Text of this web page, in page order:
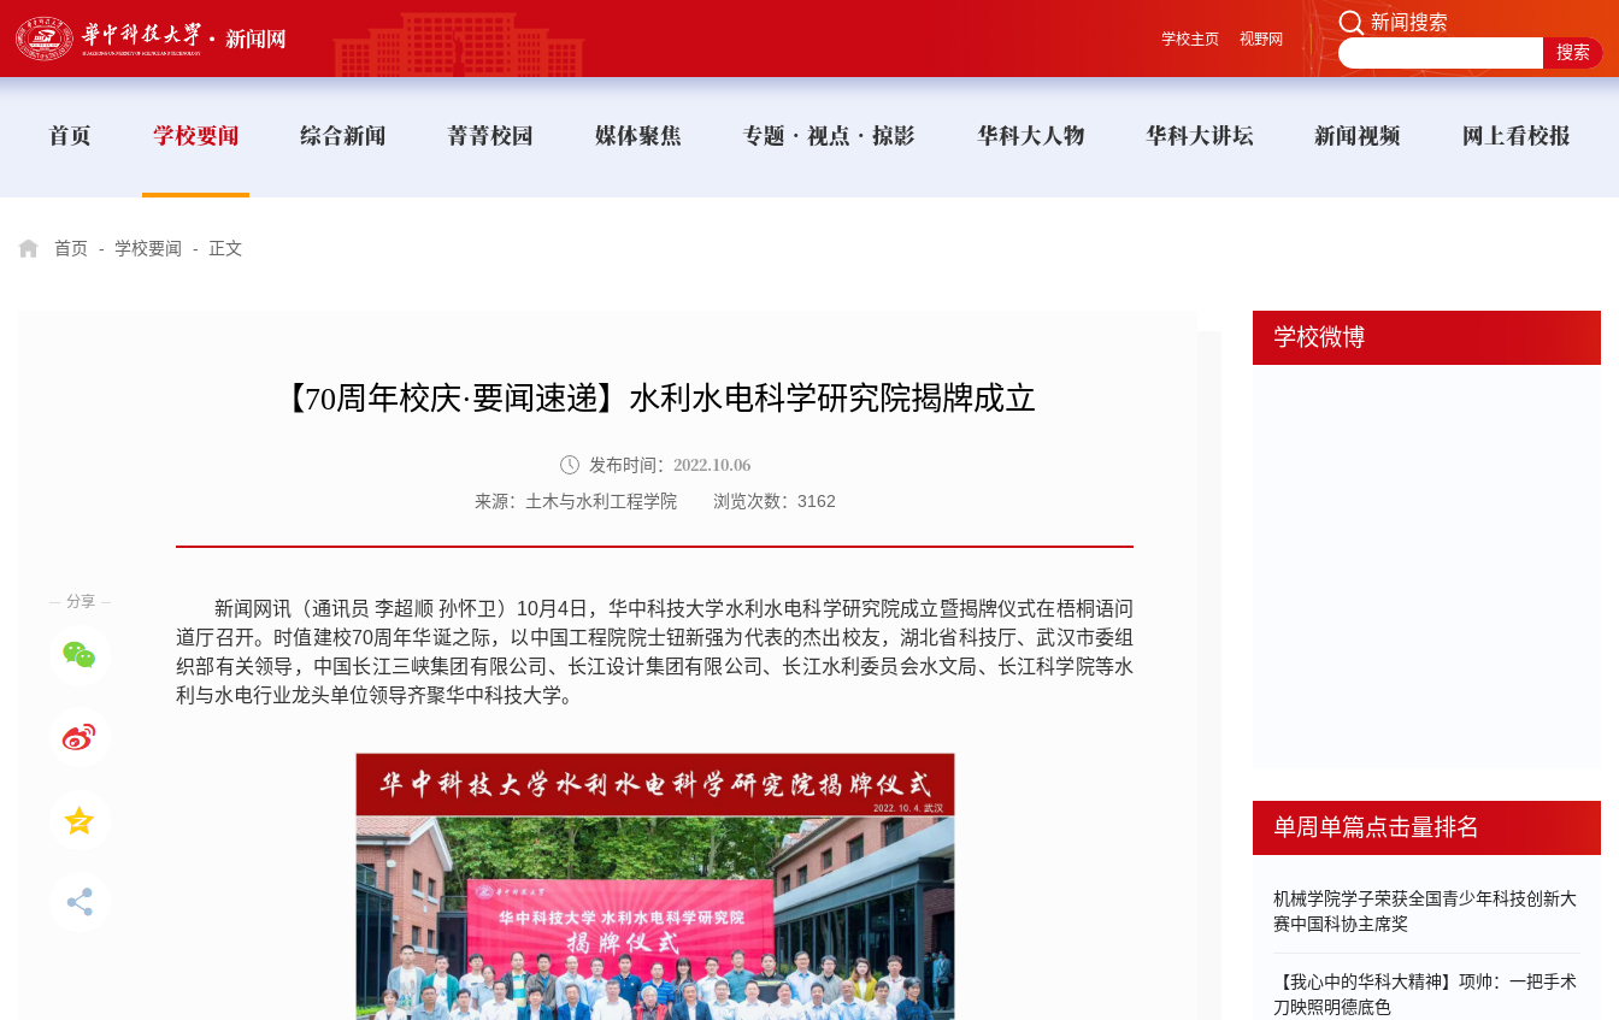
学校主页 视野网
新闻搜索
首页 学校要闻 综合新闻 菁菁校园 媒体聚焦 专题•视点•掠影 华科大人物 华科大讲坛 新闻视频 网上看校报
首页 - 学校要闻 - 正文
【70周年校庆·要闻速递】水利水电科学研究院揭牌成立
发布时间： 2022.10.06
来源：土木与水利工程学院 浏览次数： 3162
新闻网讯（通讯员 李超顺 孙怀卫）10月4日，华中科技大学水利水电科学研究院成立暨揭牌仪式在梧桐语问
道厅召开。时值建校70周年华诞之际，以中国工程院院士钮新强为代表的杰出校友，湖北省科技厅、武汉市委组
织部有关领导，中国长江三峡集团有限公司、长江设计集团有限公司、长江水利委员会水文局、长江科学院等水
利与水电行业龙头单位领导齐聚华中科技大学。
分享
学校微博
单周单篇点击量排名
机械学院学子荣获全国青少年科技创新大
赛中国科协主席奖
【我心中的华科大精神】项帅：一把手术
刀映照明德底色